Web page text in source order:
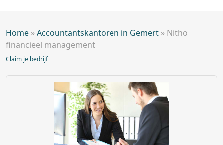
Home »Accountantskantoren in Gemert » Nitho
financieel management
Claim je bedrijf